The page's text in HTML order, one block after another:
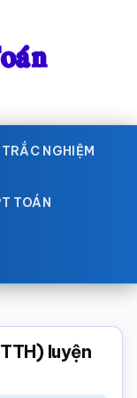
TRẮC NGHIỆM
TOÁN
luyện